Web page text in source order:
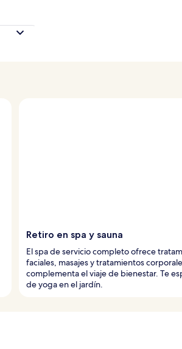
Retiro en spa y sauna
El spa de servicio completo ofrece
faciales, masajes y tratamientos
complementa el viaje de bienestar. Te
de yoga en el jardín.